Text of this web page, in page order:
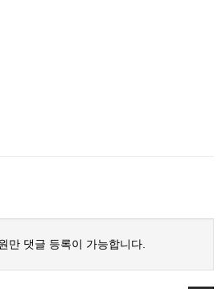
만 댓글 등록이 가능합니다.